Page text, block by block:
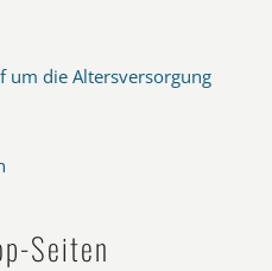
um die Altersversorgung
Seiten